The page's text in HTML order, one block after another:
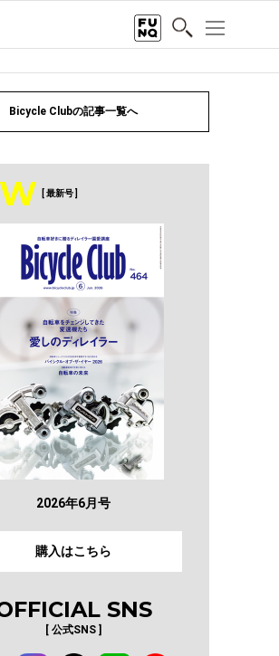
Bicycle Clubの記事一覧へ
[ 最新号 ]
2026年6月号
購入はこちら
SNS
[ 公式SNS ]